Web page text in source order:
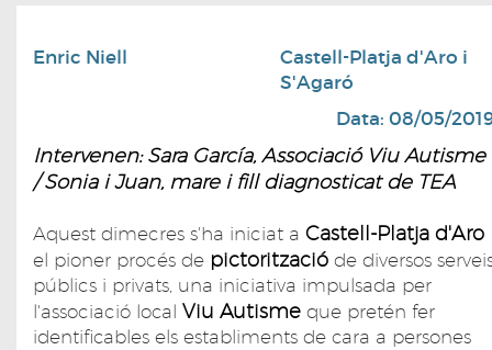
Enric Niell
Castell-Platja d'Aro i
S'Agaró
Data: 08/05/
Intervenen: Sara García, Associació Viu Autisme
/ Sonia i Juan, mare i fill diagnosticat de TEA
Aquest dimecres s'ha iniciat a Castell-Platja d'Aro
el pioner procés de pictorització de diversos
públics i privats, una iniciativa impulsada per
l'associació local Viu Autisme que pretén fer
identificables els establiments de cara a persones